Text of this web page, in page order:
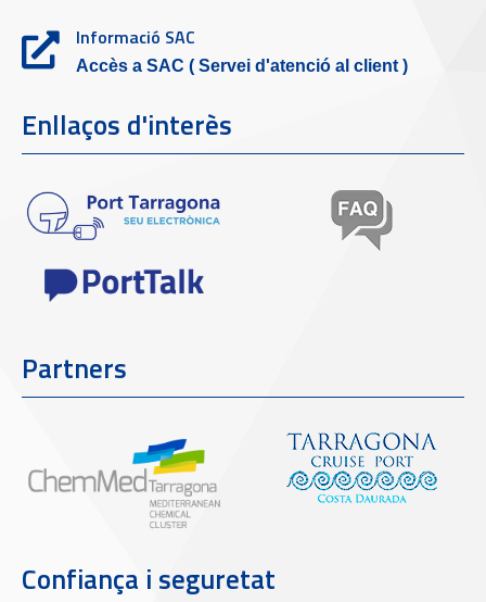
Informació SAC
Accès a SAC ( Servei d'atenció al client )
Enllaços d'interès
Partners
Confiança i seguretat